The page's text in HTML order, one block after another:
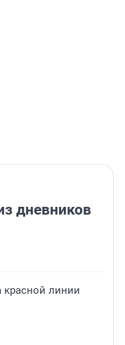
дневников
красной линии